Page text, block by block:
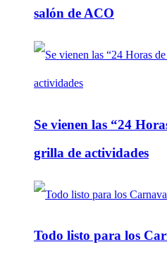
salón de ACO
Se vienen las “24
grilla de actividades
Todo listo para los